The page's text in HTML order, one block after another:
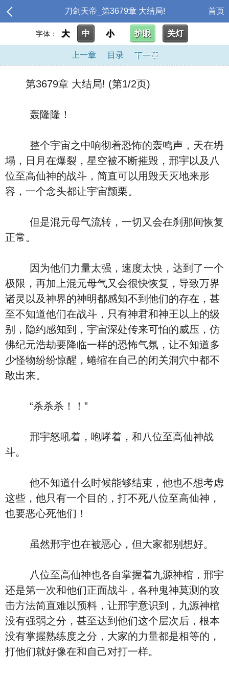
刀剑天帝_第3679章 大结局! 首页
字体： 大 中 小 护眼 关灯
上一章 目录 下一章
第3679章 大结局! (第1/2页)
轰隆隆！
整个宇宙之中响彻着恐怖的轰鸣声，天在坍
塌，日月在爆裂，星空被不断摧毁，邢宇以及八
位至高仙神的战斗，简直可以用毁天灭地来形
容，一个念头都让宇宙颤栗。
但是混元母气流转，一切又会在刹那间恢复
正常。
因为他们力量太强，速度太快，达到了一个
极限，再加上混元母气又会很快恢复，导致万界
诸灵以及神界的神明都感知不到他们的存在，甚
至不知道他们在战斗，只有神君和神王以上的级
别，隐约感知到，宇宙深处传来可怕的威压，仿
佛纪元浩劫要降临一样的恐怖气氛，让不知道多
少怪物纷纷惊醒，蜷缩在自己的闭关洞穴中都不
敢出来。
“杀杀杀！！”
邢宇怒吼着，咆哮着，和八位至高仙神战
斗。
他不知道什么时候能够结束，他也不想考虑
这些，他只有一个目的，打不死八位至高仙神，
也要恶心死他们！
虽然邢宇也在被恶心，但大家都别想好。
八位至高仙神也各自掌握着九源神棺，邢宇
还是第一次和他们正面战斗，各种鬼神莫测的攻
击方法简直难以预料，让邢宇意识到，九源神棺
没有强弱之分，甚至达到他们这个层次后，根本
没有掌握熟练度之分，大家的力量都是相等的，
打他们就好像在和自己对打一样。